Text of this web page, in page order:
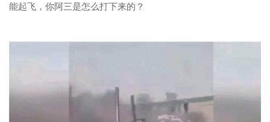
能起飞，你阿三是怎么打下来的？